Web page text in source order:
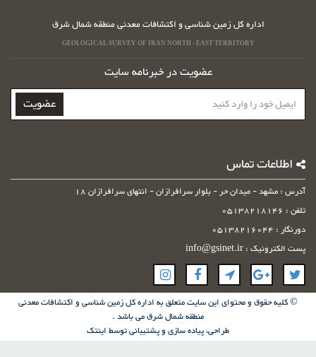
اطلاعات تماس
آدرس : مشهد - میدان حر - بلوار سرافرازان - انتهای سرافرازان 18
تلفن : 05138218146
دورنگار : 05138216044
پست الکترونیک : info@gsinet.ir
اداره کل زمین شناسی و اکتشافات معدنی منطقه شمال شرق
GEOLOGICAL SURVEY OF IRAN NORTH - EAST TERRITORY
عضویت در خبرنامه سایت
ایمیل
خود
را
عضویت
© کلیه حقوق و محتوای این سایت متعلق به اداره کل زمین شناسی و اکتشافات معدنی
منطقه شمال شرق می باشد .
طراحی، پیاده سازی و پشتیبانی توسطاینتک